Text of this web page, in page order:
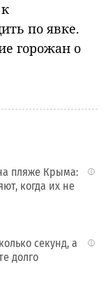
по явке.
горожан о
i
пляже Крыма:
когда их не
i
секунд, а
долго